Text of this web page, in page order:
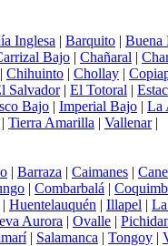
Inglesa | Barquito | Buena
Bajo | Chañaral |
| Chihuinto | Chollay |
Salvador| El Totoral |
Bajo | Imperial Bajo | La
| Tierra Amarilla | Vallenar|
| Barraza | Caimanes |
| Combarbalá |
| Huentelauquén | Illapel | La
Aurora | Ovalle |
| Salamanca | Tongoy |